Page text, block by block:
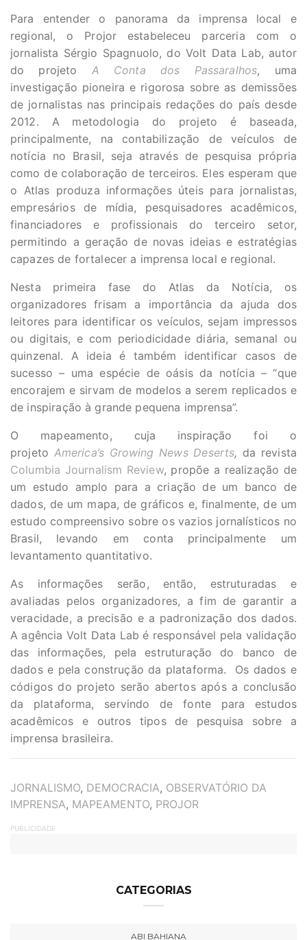
Para entender o panorama da imprensa local e
regional, o Projor estabeleceu parceria com o
jornalista Sérgio Spagnuolo, do Volt Data Lab, autor
do projeto A Conta dos Passaralhos, uma
investigação pioneira e rigorosa sobre as demissões
de jornalistas nas principais redações do país desde
2012. A metodologia do projeto é baseada,
principalmente, na contabilização de veículos de
notícia no Brasil, seja através de pesquisa própria
como de colaboração de terceiros. Eles esperam que
o Atlas produza informações úteis para jornalistas,
empresários de mídia, pesquisadores acadêmicos,
financiadores e profissionais do terceiro setor,
permitindo a geração de novas ideias e estratégias
capazes de fortalecer a imprensa local e regional.
Nesta primeira fase do Atlas da Notícia, os
organizadores frisam a importância da ajuda dos
leitores para identificar os veículos, sejam impressos
ou digitais, e com periodicidade diária, semanal ou
quinzenal. A ideia é também identificar casos de
sucesso – uma espécie de oásis da notícia – “que
encorajem e sirvam de modelos a serem replicados e
de inspiração à grande pequena imprensa”.
O mapeamento, cuja inspiração foi o
projeto America’s Growing News Deserts, da revista
Columbia Journalism Review, propõe a realização de
um estudo amplo para a criação de um banco de
dados, de um mapa, de gráficos e, finalmente, de um
estudo compreensivo sobre os vazios jornalísticos no
Brasil, levando em conta principalmente um
levantamento quantitativo.
As informações serão, então, estruturadas e
avaliadas pelos organizadores, a fim de garantir a
veracidade, a precisão e a padronização dos dados.
A agência Volt​ ​Data​ ​Lab​ é responsável pela validação
das informações, pela estruturação do banco de
dados e pela construção da plataforma. Os dados e
códigos do projeto serão abertos após a conclusão
da plataforma, servindo de fonte para estudos
acadêmicos e outros tipos de pesquisa sobre a
imprensa brasileira.
TAGS
JORNALISMO, DEMOCRACIA, OBSERVATÓRIO DA
IMPRENSA, MAPEAMENTO, PROJOR
PUBLICIDADE
CATEGORIAS
ABI BAHIANA